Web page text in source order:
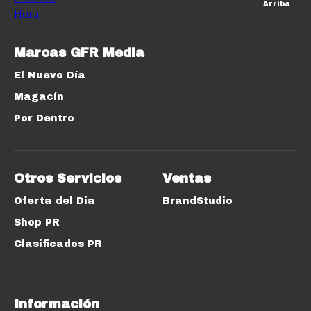
Arriba
Marcas GFR Media
El Nuevo Día
Magacín
Por Dentro
Otros Servicios
Oferta del Día
Shop PR
Clasificados PR
Ventas
BrandStudio
Información